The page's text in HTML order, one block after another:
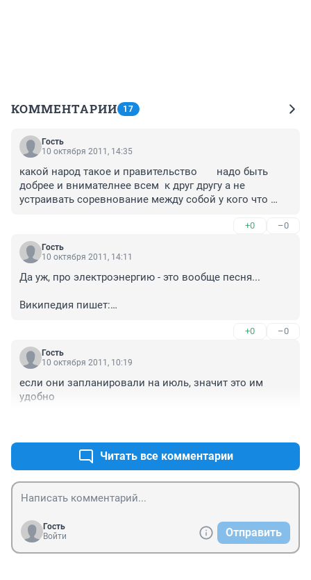
КОММЕНТАРИИ 17
Гость
10 октября 2011, 14:35
какой народ такое и правительство       надо быть
добрее и внимателнее всем  к друг другу а не
устраивать соревнование между собой у кого что
+0 –0
Гость
10 октября 2011, 14:11
Да уж, про электроэнергию - это вообще песня...
Википедия пишет:
Ну время идёт, все дорожает... предположим что
сейчас 1 кВт-ч стоит 10 коп... Продают его за 1 рупь..
+0 –0
Гость
10 октября 2011, 10:19
если они запланировали на июль, значит это им
удобно
Читать все комментарии
Гость
Войти
Отправить